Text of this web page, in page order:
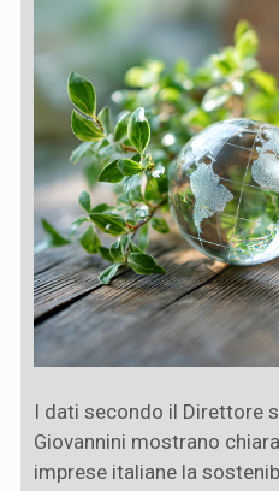
I dati secondo il Direttore
Giovannini mostrano
imprese italiane la